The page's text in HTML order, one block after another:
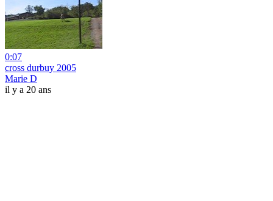
0:07
cross durbuy 2005
Marie D
il y a 20 ans